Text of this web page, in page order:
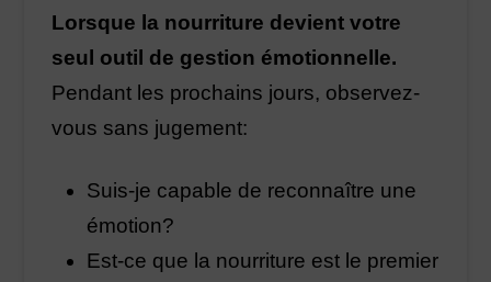
Lorsque la nourriture devient votre
seul outil de gestion émotionnelle.
Pendant les prochains jours, observez-
vous sans jugement:
Suis-je capable de reconnaître une
émotion?
Est-ce que la nourriture est le premier